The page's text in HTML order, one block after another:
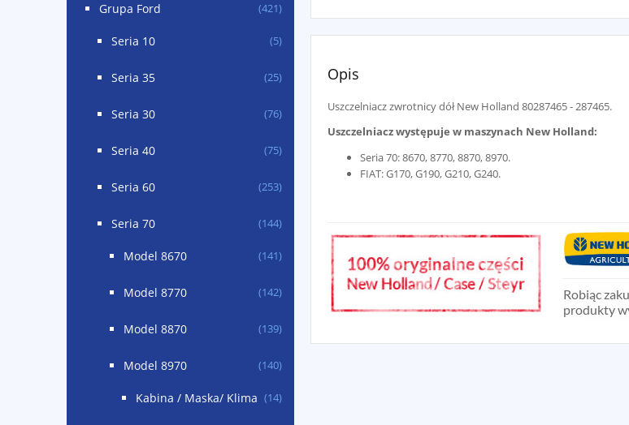
Grupa Ford (421)
Seria 10 (5)
Seria 35 (25)
Seria 30 (76)
Seria 40 (75)
Seria 60 (253)
Seria 70 (144)
Model 8670 (141)
Model 8770 (142)
Model 8870 (139)
Model 8970 (140)
Kabina / Maska/ Klima (14)
Opis
Uszczelniacz zwrotnicy dół New Holland 80287465 - 287465.
Uszczelniacz występuje w maszynach New Holland:
Seria 70: 8670, 8770, 8870, 8970.
FIAT: G170, G190, G210, G240.